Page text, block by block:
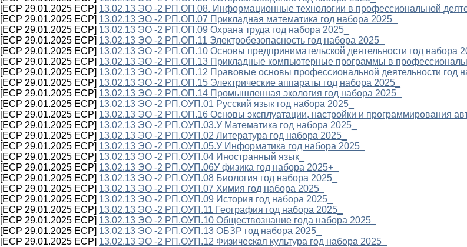
[ECP 29.01.2025 ECP] 13.02.13 ЭО -2 РП.ОП.08. Информационные технологии в профессиональной
[ECP 29.01.2025 ECP] 13.02.13 ЭО -2 РП.ОП.07 Прикладная математика год набора 2025_
[ECP 29.01.2025 ECP] 13.02.13 ЭО -2 РП.ОП.09 Охрана труда год набора 2025_
[ECP 29.01.2025 ECP] 13.02.13 ЭО -2 РП.ОП.11 Электробезопасность год набора 2025_
[ECP 29.01.2025 ECP] 13.02.13 ЭО -2 РП.ОП.10 Основы предпринимательской деятельности год набора
[ECP 29.01.2025 ECP] 13.02.13 ЭО -2 РП.ОП.13 Прикладные компьютерные программы в
[ECP 29.01.2025 ECP] 13.02.13 ЭО -2 РП.ОП.12 Правовые основы профессиональной деятельности год
[ECP 29.01.2025 ECP] 13.02.13 ЭО -2 РП.ОП.15 Электрические аппараты год набора 2025_
[ECP 29.01.2025 ECP] 13.02.13 ЭО -2 РП.ОП.14 Промышленная экология год набора 2025_
[ECP 29.01.2025 ECP] 13.02.13 ЭО -2 РП.ОУП.01 Русский язык год набора 2025_
[ECP 29.01.2025 ECP] 13.02.13 ЭО -2 РП.ОП.16 Основы эксплуатации, настройки и программирования
[ECP 29.01.2025 ECP] 13.02.13 ЭО -2 РП.ОУП.03.У Математика год набора 2025_
[ECP 29.01.2025 ECP] 13.02.13 ЭО -2 РП.ОУП.02 Литература год набора 2025_
[ECP 29.01.2025 ECP] 13.02.13 ЭО -2 РП.ОУП.05.У Информатика год набора 2025_
[ECP 29.01.2025 ECP] 13.02.13 ЭО -2 РП.ОУП.04 Иностранный язык_
[ECP 29.01.2025 ECP] 13.02.13 ЭО -2 РП.ОУП.06У физика год набора 2025+_
[ECP 29.01.2025 ECP] 13.02.13 ЭО -2 РП.ОУП.08 Биология год набора 2025_
[ECP 29.01.2025 ECP] 13.02.13 ЭО -2 РП.ОУП.07 Химия год набора 2025_
[ECP 29.01.2025 ECP] 13.02.13 ЭО -2 РП.ОУП.09 История год набора 2025_
[ECP 29.01.2025 ECP] 13.02.13 ЭО -2 РП.ОУП.11 География год набора 2025_
[ECP 29.01.2025 ECP] 13.02.13 ЭО -2 РП.ОУП.10 Обществознание года набора 2025_
[ECP 29.01.2025 ECP] 13.02.13 ЭО -2 РП.ОУП.13 ОБЗР год набора 2025_
[ECP 29.01.2025 ECP] 13.02.13 ЭО -2 РП.ОУП.12 Физическая культура год набора 2025_